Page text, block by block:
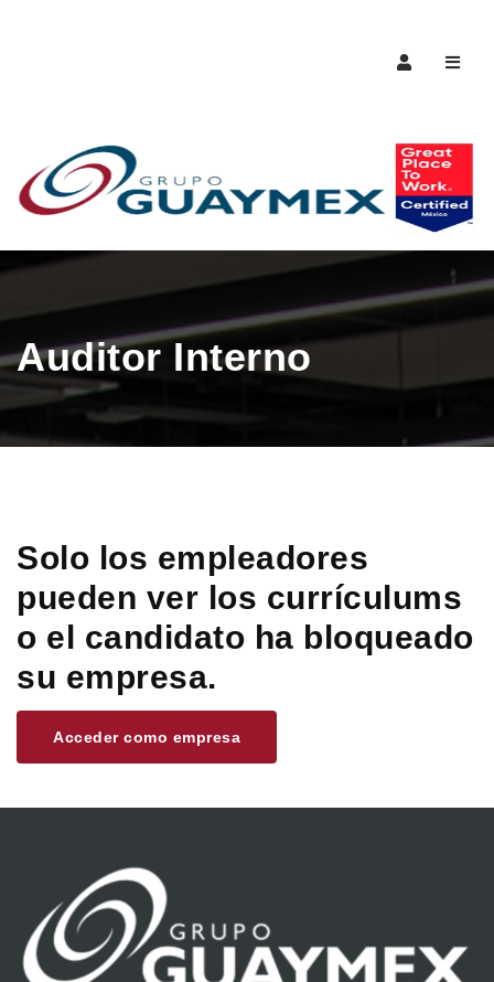
Auditor Interno
Solo los empleadores
pueden ver los currículums
o el candidato ha bloqueado
su empresa.
Acceder como empresa